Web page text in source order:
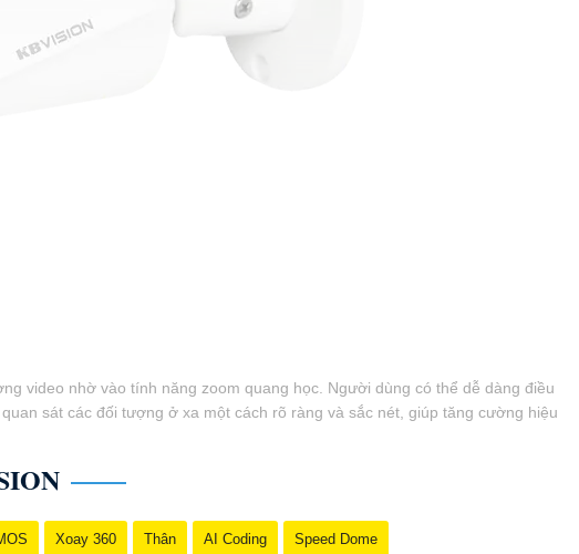
video nhờ vào tính năng zoom quang học. Người dùng có thể dễ dàng điều
sát các đối tượng ở xa một cách rõ ràng và sắc nét, giúp tăng cường hiệu
Xoay 360 Thân AI Coding Speed Dome